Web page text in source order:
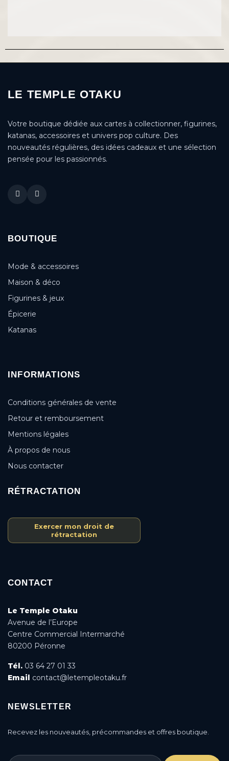
LE TEMPLE OTAKU
Votre boutique dédiée aux cartes à collectionner, figurines,
katanas, accessoires et univers pop culture. Des
nouveautés régulières, des idées cadeaux et une sélection
pensée pour les passionnés.
BOUTIQUE
Mode & accessoires
Maison & déco
Figurines & jeux
Épicerie
Katanas
INFORMATIONS
Conditions générales de vente
Retour et remboursement
Mentions légales
À propos de nous
Nous contacter
RÉTRACTATION
Exercer mon droit de
rétractation
CONTACT
Le Temple Otaku
Avenue de l’Europe
Centre Commercial Intermarché
80200 Péronne
Tél. 03 64 27 01 33
Email contact@letempleotaku.fr
NEWSLETTER
Recevez les nouveautés, précommandes et offres boutique.